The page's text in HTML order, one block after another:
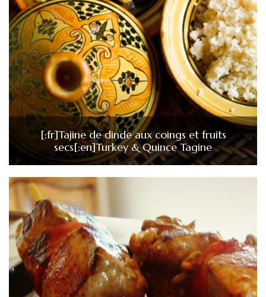
[:fr]Tajine de dinde aux coings et fruits
secs[:en]Turkey & Quince Tagine